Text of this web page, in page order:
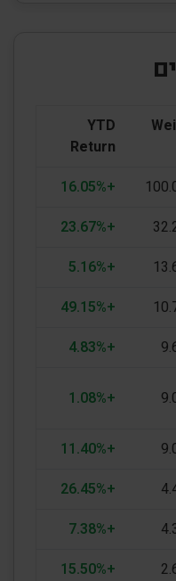
YTD
Return
+16.05%
+23.67%
+5.16%
+49.15%
+4.83%
+1.08%
+11.40%
+26.45%
+7.38%
+15.50%